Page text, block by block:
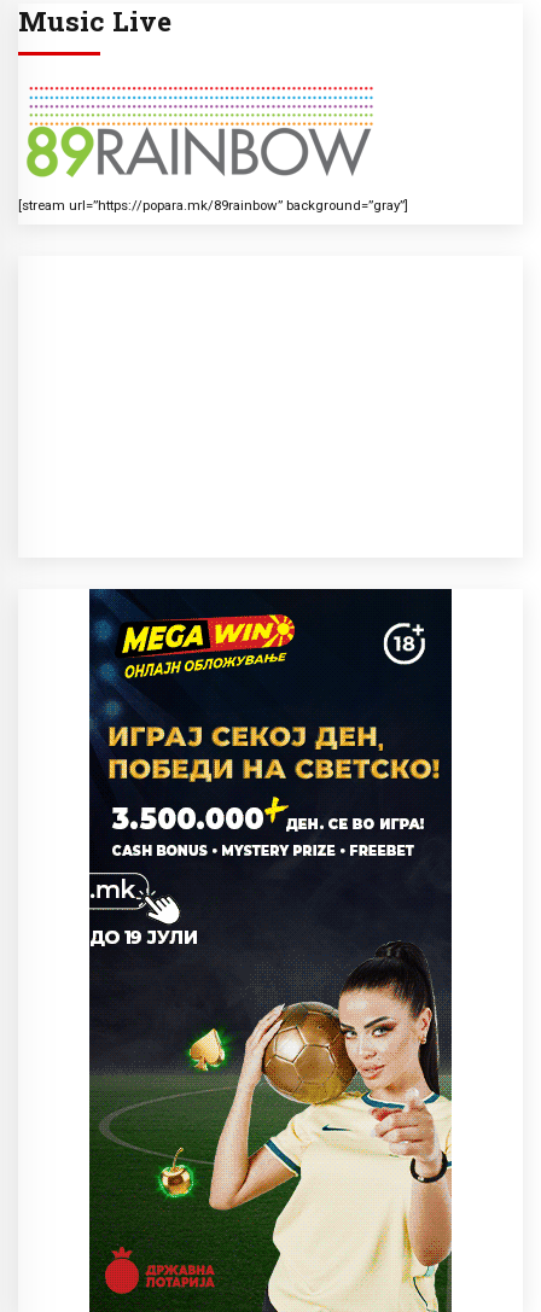
Music Live
[stream url=”https://popara.mk/89rainbow” background=”gray”]